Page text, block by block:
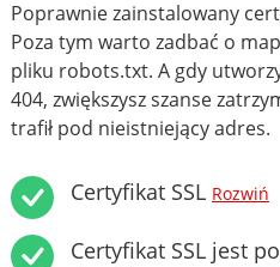
Poprawnie zainstalowany
Poza tym warto zadbać o
pliku robots.txt. A gdy
404, zwiększysz szanse
trafił pod nieistniejący adres.
Certyfikat SSL Rozwiń
Certyfikat SSL jest